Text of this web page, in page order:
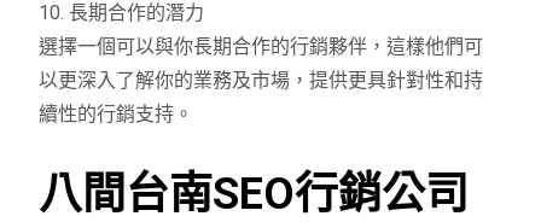
10. 長期合作的潛力
選擇一個可以與你長期合作的行銷夥伴，這樣他們可
以更深入了解你的業務及市場，提供更具針對性和持
續性的行銷支持。
八間台南SEO行銷公司